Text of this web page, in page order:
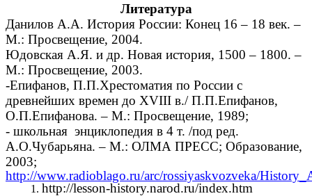
Литература
Данилов А.А. История России: Конец 16 – 18 век. –
М.: Просвещение, 2004.
Юдовская А.Я. и др. Новая история, 1500 – 1800. –
М.: Просвещение, 2003.
-Епифанов, П.П.Хрестоматия по России с
древнейших времен до XVIII в./ П.П.Епифанов,
О.П.Епифанова. – М.: Просвещение, 1989;
- школьная энциклопедия в 4 т. /под ред.
А.О.Чубарьяна. – М.: ОЛМА ПРЕСС; Образование,
2003;
http://www.radioblago.ru/arc/rossiyaskvozveka/
http://lesson-history.narod.ru/index.htm